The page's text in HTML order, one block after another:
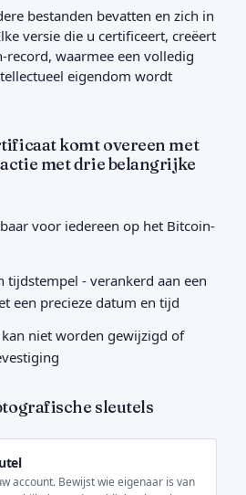
bestanden bevatten en zich in
versie die u certificeert, creëert
record, waarmee een volledig
eigendom wordt
komt overeen met
met drie belangrijke
voor iedereen op het Bitcoin-
tijdstempel - verankerd aan een
een precieze datum en tijd
niet worden gewijzigd of
sleutels
account. Bewijst wie eigenaar is van